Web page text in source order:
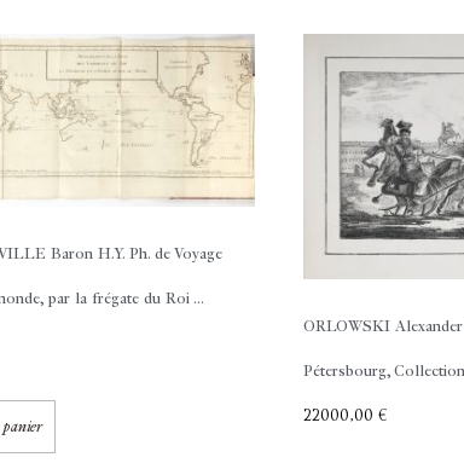
Baron H.Y. Ph. deVoyage
par la frégate du Roi ...
ORLOWSKI Alexander
Pétersbourg,
22000,00 €